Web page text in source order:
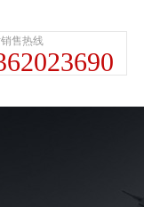
售热线